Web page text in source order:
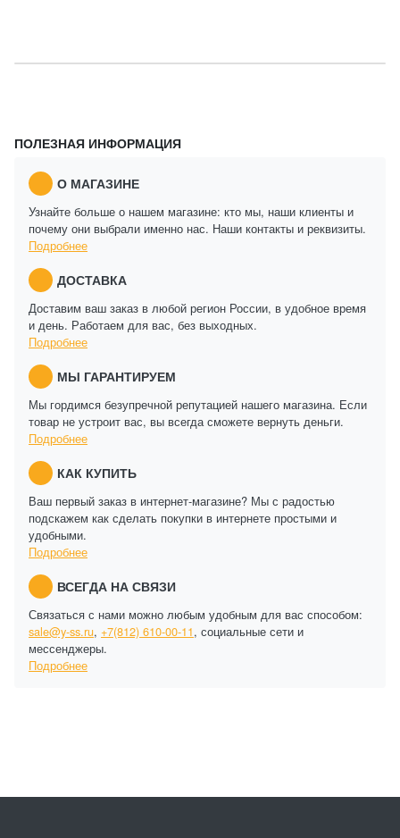
ПОЛЕЗНАЯ ИНФОРМАЦИЯ
О МАГАЗИНЕ
Узнайте больше о нашем магазине: кто мы, наши клиенты и
почему они выбрали именно нас. Наши контакты и реквизиты.
Подробнее
ДОСТАВКА
Доставим ваш заказ в любой регион России, в удобное время
и день. Работаем для вас, без выходных.
Подробнее
МЫ ГАРАНТИРУЕМ
Мы гордимся безупречной репутацией нашего магазина. Если
товар не устроит вас, вы всегда сможете вернуть деньги.
Подробнее
КАК КУПИТЬ
Ваш первый заказ в интернет-магазине? Мы с радостью
подскажем как сделать покупки в интернете простыми и
удобными.
Подробнее
ВСЕГДА НА СВЯЗИ
Связаться с нами можно любым удобным для вас способом:
sale@y-ss.ru, +7(812) 610-00-11, социальные сети и
мессенджеры.
Подробнее